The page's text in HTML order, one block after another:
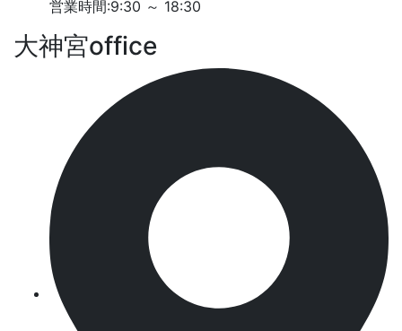
営業時間:9:30 ～ 18:30
大神宮office